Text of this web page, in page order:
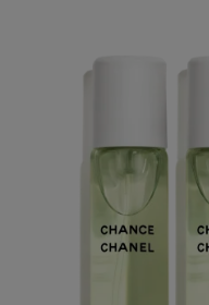
FRAÎCHE - Vista por defecto
FRAÎCHE - Vista alternativa 1